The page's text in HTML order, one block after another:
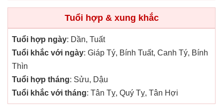
Tuổi hợp & xung khắc
Tuổi hợp ngày: Dần, Tuất
Tuổi khắc với ngày: Giáp Tý, Bính Tuất, Canh Tý, Bính
Thìn
Tuổi hợp tháng: Sửu, Dậu
Tuổi khắc với tháng: Tân Tỵ, Quý Tỵ, Tân Hợi